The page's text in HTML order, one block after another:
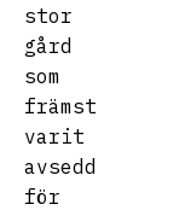
stor
gård
som
främst
varit
avsedd
för